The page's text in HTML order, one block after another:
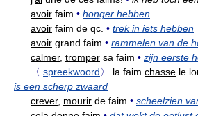
avoir faim • honger hebben
avoir faim de qc. • trek in iets hebben
avoir grand faim • rammelen van de
calmer, tromper sa faim • zijn eerste
〈 spreekwoord〉 la faim chasse le
is een scherp zwaard
crever, mourir de faim • scheelzien